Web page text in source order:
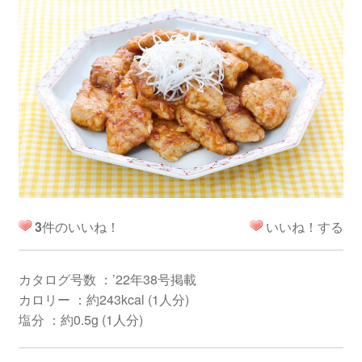
3件のいいね！ いいね！する
カタログ号数 ：’22年38号掲載
カロリー ：約243kcal (1人分)
塩分 ：約0.5g (1人分)